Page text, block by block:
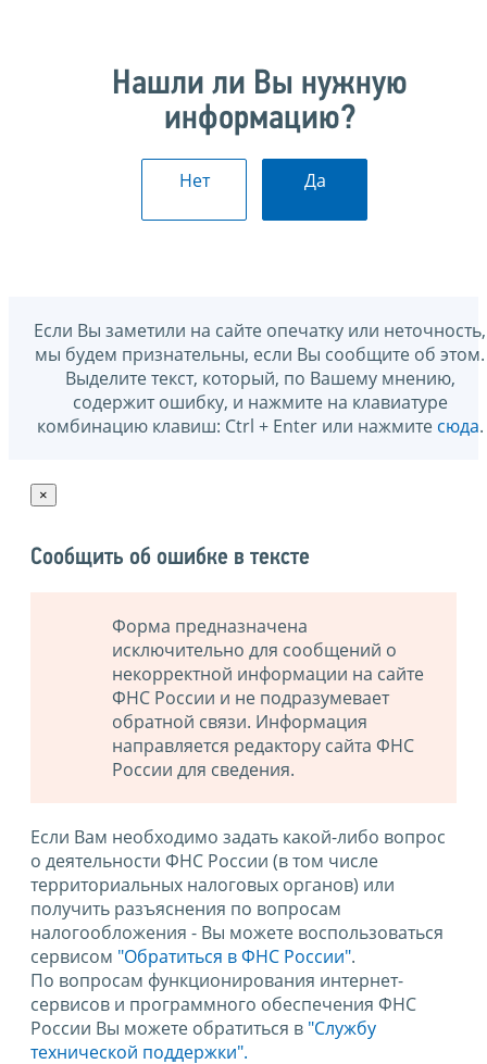
Нашли ли Вы нужную
информацию?
Нет Да
Если Вы заметили на сайте опечатку или неточность,
мы будем признательны, если Вы сообщите об этом.
Выделите текст, который, по Вашему мнению,
содержит ошибку, и нажмите на клавиатуре
комбинацию клавиш: Ctrl + Enter или нажмите сюда.
×
Сообщить об ошибке в тексте
Форма предназначена
исключительно для сообщений о
некорректной информации на сайте
ФНС России и не подразумевает
обратной связи. Информация
направляется редактору сайта ФНС
России для сведения.
Если Вам необходимо задать какой-либо вопрос
о деятельности ФНС России (в том числе
территориальных налоговых органов) или
получить разъяснения по вопросам
налогообложения - Вы можете воспользоваться
сервисом "Обратиться в ФНС России".
По вопросам функционирования интернет-
сервисов и программного обеспечения ФНС
России Вы можете обратиться в "Службу
технической поддержки".